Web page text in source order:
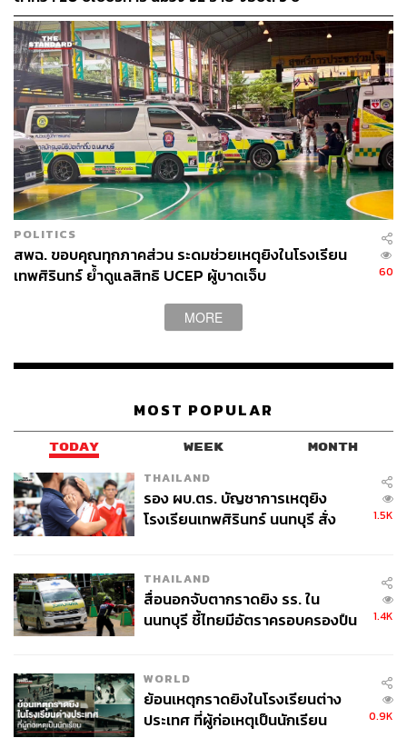
POLITICS
สพฉ. ขอบคุณทุกภาคส่วน ระดมช่วยเหตุยิงในโรงเรียน
เทพศิรินทร์ ย้ำดูแลสิทธิ UCEP ผู้บาดเจ็บ
60
MORE
MOST POPULAR
TODAY WEEK MONTH
THAILAND
รอง ผบ.ตร. บัญชาการเหตุยิง
โรงเรียนเทพศิรินทร์ นนทบุรี สั่ง
1.5K
THAILAND
สื่อนอกจับตากราดยิง รร. ใน
นนทบุรี ชี้ไทยมีอัตราครอบครองปืน
1.4K
WORLD
ย้อนเหตุกราดยิงในโรงเรียนต่าง
ประเทศ ที่ผู้ก่อเหตุเป็นนักเรียน
0.9K